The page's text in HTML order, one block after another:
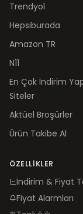
Trendyol
Hepsiburada
Amazon TR
N11
En Çok İndirim
Siteler
Aktüel Broşürler
Ürün Takibe Al
ÖZELLIKLER
İndirim & Fiyat
Fiyat Alarmları